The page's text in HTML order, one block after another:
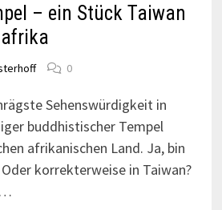
– ein Stück Taiwan
0
Sehenswürdigkeit in
buddhistischer Tempel
afrikanischen Land. Ja, bin
Oder korrekterweise in Taiwan?
…